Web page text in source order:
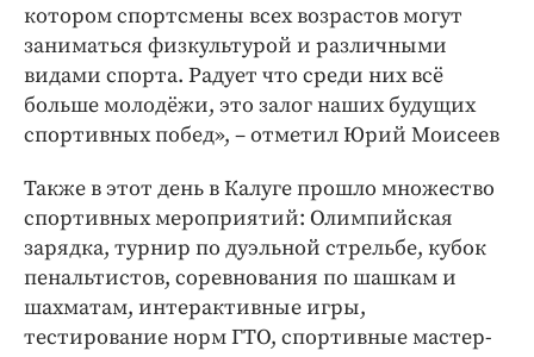
котором спортсмены всех возрастов могут
заниматься физкультурой и различными
видами спорта. Радует что среди них всё
больше молодёжи, это залог наших будущих
спортивных побед», – отметил Юрий Моисеев
Также в этот день в Калуге прошло множество
спортивных мероприятий: Олимпийская
зарядка, турнир по дуэльной стрельбе, кубок
пенальтистов, соревнования по шашкам и
шахматам, интерактивные игры,
тестирование норм ГТО, спортивные мастер-